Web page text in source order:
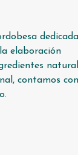
elaboración
contamos con